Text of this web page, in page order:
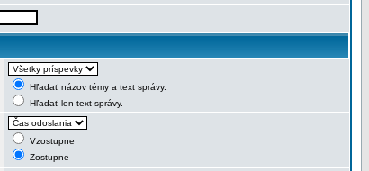
Hľadať názov témy a text správy.
Hľadať len text správy.
Vzostupne
Zostupne